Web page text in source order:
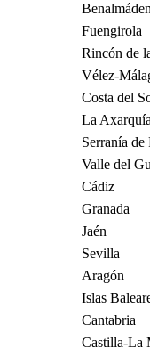
Fuengirola
Rincón de
Vélez-
Costa del
La Axarquía
Serranía de
Valle del
Cádiz
Granada
Jaén
Sevilla
Aragón
Islas
Cantabria
Castilla-La